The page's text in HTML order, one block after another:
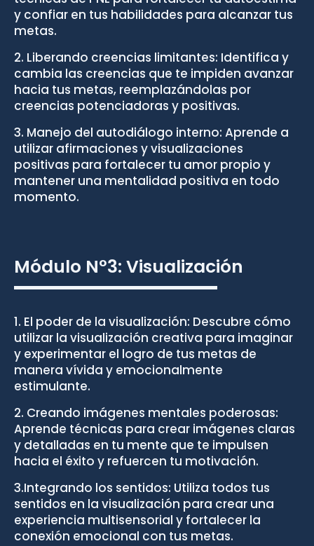
y confiar en tus habilidades para alcanzar tus
metas.⁣
2. Liberando creencias limitantes: Identifica y
cambia las creencias que te impiden avanzar
hacia tus metas, reemplazándolas por
creencias potenciadoras y positivas.⁣
3. Manejo del autodiálogo interno: Aprende a
utilizar afirmaciones y visualizaciones
positivas para fortalecer tu amor propio y
mantener una mentalidad positiva en todo
momento.
Módulo N°3: Visualización
1. El poder de la visualización: Descubre cómo
utilizar la visualización creativa para imaginar
y experimentar el logro de tus metas de
manera vívida y emocionalmente
estimulante.⁣
2. Creando imágenes mentales poderosas:
Aprende técnicas para crear imágenes claras
y detalladas en tu mente que te impulsen
hacia el éxito y refuercen tu motivación.⁣
3.Integrando los sentidos: Utiliza todos tus
sentidos en la visualización para crear una
experiencia multisensorial y fortalecer la
conexión emocional con tus metas.